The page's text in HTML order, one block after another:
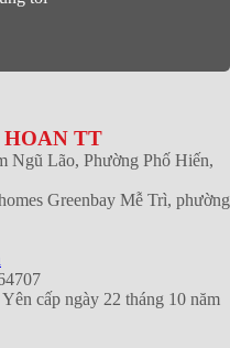
TT
Ngũ Lão, Phường Phố Hiến,
Greenbay Mễ Trì, phường
cấp ngày 22 tháng 10 năm